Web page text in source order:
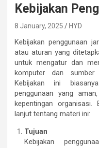
Kebijakan
8 January, 2025 HYD
Kebijakan penggunaan
atau aturan yang
untuk mengatur dan
komputer dan
Kebijakan ini
penggunaan yang
kepentingan organisasi.
lanjut tentang materi ini:
Tujuan
Kebijakan